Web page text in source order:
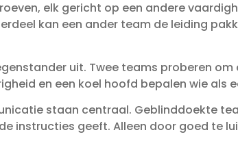
elk gericht op een andere
kan een ander team de leiding
uit. Twee teams proberen
en een koel hoofd bepalen wie als
staan centraal. Geblinddoekte
instructies geeft. Alleen door goed te